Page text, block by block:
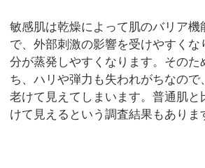
敏感肌は乾燥によって肌のバリア機
で、外部刺激の影響を受けやすくな
分が蒸発しやすくなります。そのた
ち、ハリや弾力も失われがちなので
老けて見えてしまいます。普通肌と
けて見えるという調査結果もありま